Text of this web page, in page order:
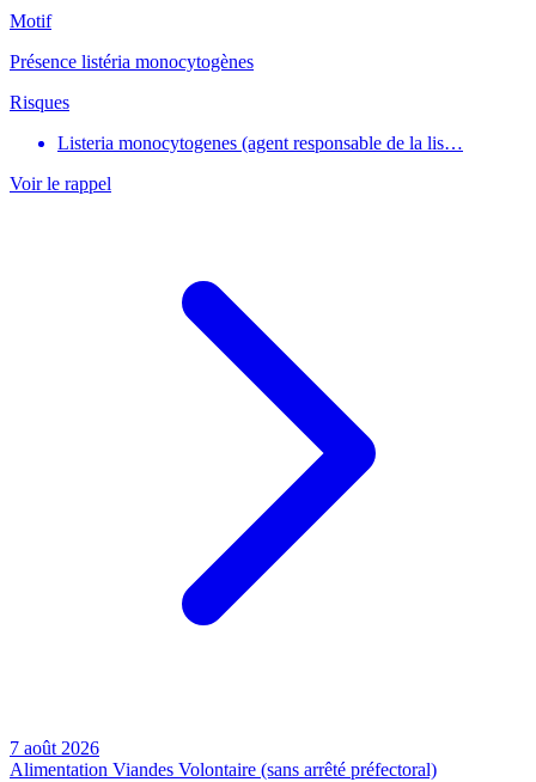
Motif
Présence listéria monocytogènes
Risques
Listeria monocytogenes (agent responsable de la lis…
Voir le rappel
7 août 2026
Alimentation Viandes Volontaire (sans arrêté préfectoral)